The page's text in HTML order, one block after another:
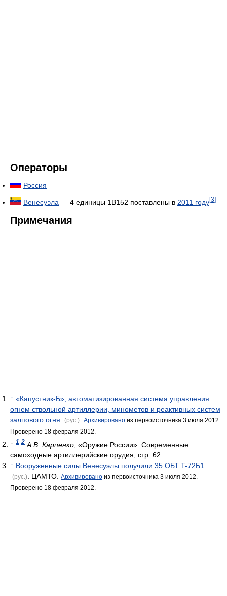
Операторы
Россия
Венесуэла — 4 единицы 1В152 поставлены в 2011 году[3]
Примечания
↑ «Капустник-Б», автоматизированная система управления
огнем ствольной артиллерии, минометов и реактивных систем
залпового огня
(рус.) Архивировано из первоисточника 3 июля 2012.
Проверено 18 февраля 2012.
↑ 1 2 А.В. Карпенко , «Оружие России». Современные
самоходные артиллерийские орудия, стр. 62
↑ Вооруженные силы Венесуэлы получили 35 ОБТ T-72Б1
(рус.). ЦАМТО. Архивировано из первоисточника 3 июля 2012.
Проверено 18 февраля 2012.